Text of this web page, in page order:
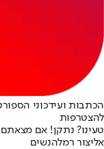
הכתבות ועידכוני
להצטרפות
טעינו? נתקן! אם
אליצור רמלהנשים